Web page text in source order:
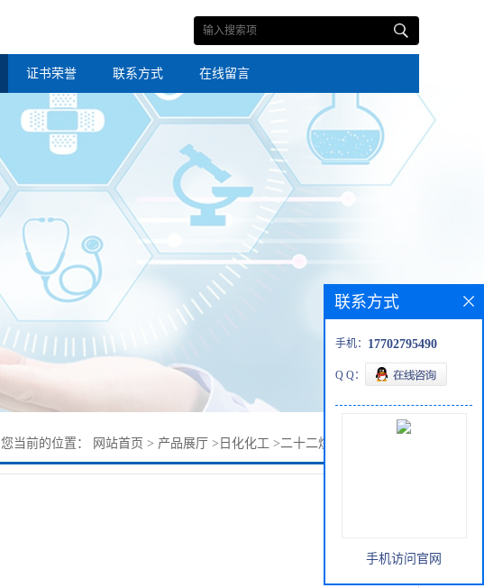
证书荣誉 联系方式 在线留言
您当前的位置： 网站首页 > 产品展厅 > 日化化工 >二十二烷基三甲基氯化铵
联系方式
手机： 17702795490
Q Q：
手机访问官网